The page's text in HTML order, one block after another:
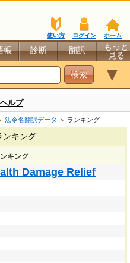
ホーム
ログイン
使い方
帳 診断 翻訳
もっと
見る
▼
ヘルプ
法令名翻訳データ ＞ ランキング
ンキング
キング
Damage Relief